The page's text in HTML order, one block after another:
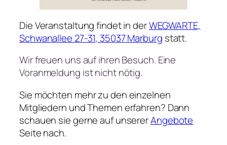
Die Veranstaltung findet in derWEGWARTE,
Schwanallee 27-31, 35037 Marburg statt.
Wir freuen uns auf ihren Besuch. Eine
Voranmeldung ist nicht nötig.
Sie möchten mehr zu den einzelnen
Mitgliedern und Themen erfahren? Dann
schauen sie gerne auf unsererAngebote
Seite nach.